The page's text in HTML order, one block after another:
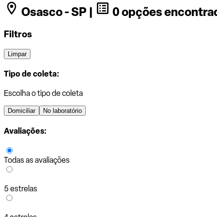
Osasco - SP | 0 opções
Filtros
Limpar
Tipo de coleta:
Escolha o tipo de coleta
Domiciliar No laboratório
Avaliações:
Todas as avaliações
5 estrelas